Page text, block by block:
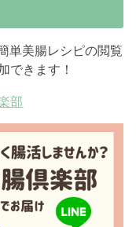
単美腸レシピの閲覧
できます！
部